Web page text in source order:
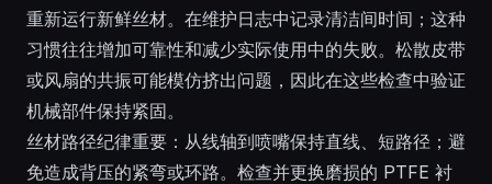
重新运行新鲜丝材。在维护日志中记录清洁间时间；这种
习惯往往增加可靠性和减少实际使用中的失败。松散皮带
或风扇的共振可能模仿挤出问题，因此在这些检查中验证
机械部件保持紧固。
丝材路径纪律重要：从线轴到喷嘴保持直线、短路径；避
免造成背压的紧弯或环路。检查并更换磨损的 PTFE 衬